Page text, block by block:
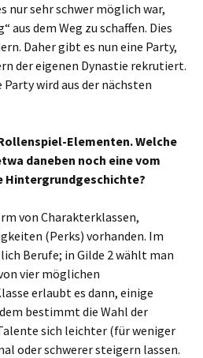
nur sehr schwer möglich war,
aus dem Weg zu schaffen. Dies
Daher gibt es nun eine Party,
der eigenen Dynastie rekrutiert.
wird aus der nächsten
Elementen. Welche
daneben noch eine vom
Hintergrundgeschichte?
von Charakterklassen,
(Perks) vorhanden. Im
Berufe; in Gilde 2 wählt man
vier möglichen
erlaubt es dann, einige
bestimmt die Wahl der
sich leichter (für weniger
oder schwerer steigern lassen.